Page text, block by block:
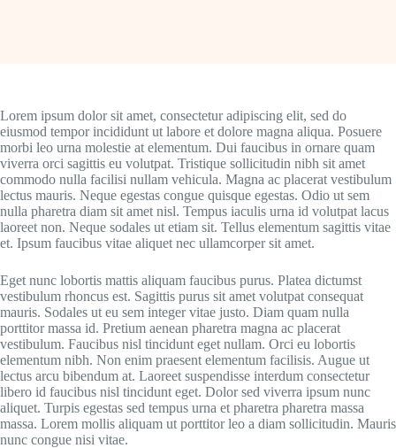
Lorem ipsum dolor sit amet, consectetur adipiscing elit, sed do
eiusmod tempor incididunt ut labore et dolore magna aliqua. Posuere
morbi leo urna molestie at elementum. Dui faucibus in ornare quam
viverra orci sagittis eu volutpat. Tristique sollicitudin nibh sit amet
commodo nulla facilisi nullam vehicula. Magna ac placerat vestibulum
lectus mauris. Neque egestas congue quisque egestas. Odio ut sem
nulla pharetra diam sit amet nisl. Tempus iaculis urna id volutpat lacus
laoreet non. Neque sodales ut etiam sit. Tellus elementum sagittis vitae
et. Ipsum faucibus vitae aliquet nec ullamcorper sit amet.
Eget nunc lobortis mattis aliquam faucibus purus. Platea dictumst
vestibulum rhoncus est. Sagittis purus sit amet volutpat consequat
mauris. Sodales ut eu sem integer vitae justo. Diam quam nulla
porttitor massa id. Pretium aenean pharetra magna ac placerat
vestibulum. Faucibus nisl tincidunt eget nullam. Orci eu lobortis
elementum nibh. Non enim praesent elementum facilisis. Augue ut
lectus arcu bibendum at. Laoreet suspendisse interdum consectetur
libero id faucibus nisl tincidunt eget. Dolor sed viverra ipsum nunc
aliquet. Turpis egestas sed tempus urna et pharetra pharetra massa
massa. Lorem mollis aliquam ut porttitor leo a diam sollicitudin. Mauris
nunc congue nisi vitae.